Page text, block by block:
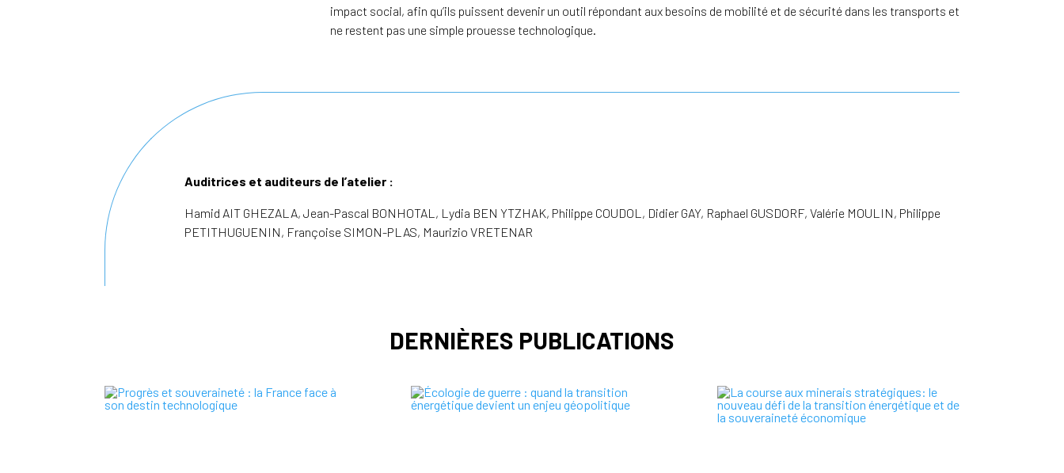
impact social, afin qu’ils puissent devenir un outil répondant aux besoins de mobilité et de sécurité dans les transports et
ne restent pas une simple prouesse technologique.
Auditrices et auditeurs de l’atelier :
Hamid AIT GHEZALA, Jean-Pascal BONHOTAL, Lydia BEN YTZHAK, Philippe COUDOL, Didier GAY, Raphael GUSDORF, Valérie MOULIN, Philippe
PETITHUGUENIN, Françoise SIMON-PLAS, Maurizio VRETENAR
DERNIÈRES PUBLICATIONS